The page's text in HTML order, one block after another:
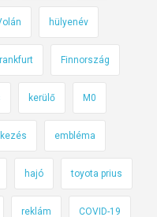
n
a
e
n
e
hülyenév
Finnország
kerülő M0
embléma
hajó toyota prius
reklám COVID-19